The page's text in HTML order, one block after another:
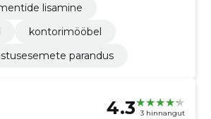
lisamine
kontorimööbel
parandus
4.3 3 hinnangut